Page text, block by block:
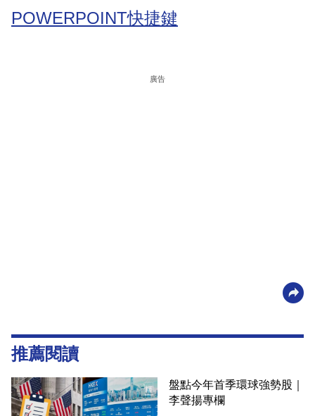
POWERPOINT快捷鍵
廣告
推薦閱讀
盤點今年首季環球強勢股｜
李聲揚專欄